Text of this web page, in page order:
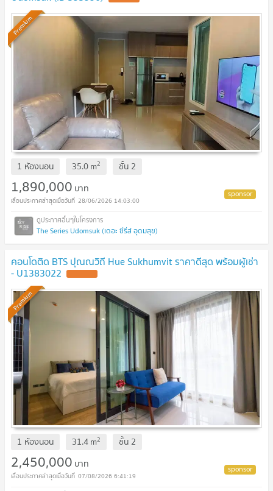
Premium
1 ห้องนอน 35.0m2 ชั้น 2
1,890,000 บาท
28/06/2026 14:03:00
The Series Udomsuk (เดอะ ซีรีส์ อุดมสุข)
คอนโดติด BTS ปุณณวิถี Hue Sukhumvit ราคาดีสุด พร้อมผู้เช่า
- U1383022
Premium
1 ห้องนอน 31.4m2 ชั้น 2
2,450,000 บาท
07/08/2026 6:41:19